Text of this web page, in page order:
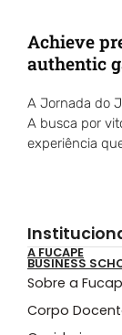
Achieve
authentic
A Jornada do
A busca por
experiência
A FUCAPE
BUSINESS
Sobre a
Corpo